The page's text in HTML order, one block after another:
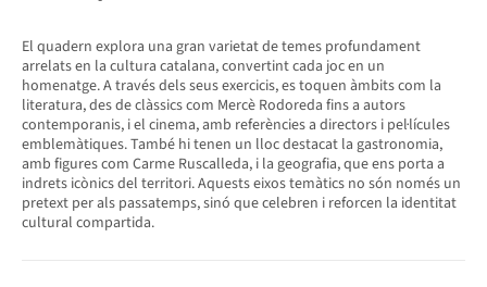
El quadern explora una gran varietat de temes profundament
arrelats en la cultura catalana, convertint cada joc en un
homenatge. A través dels seus exercicis, es toquen àmbits com la
literatura, des de clàssics com Mercè Rodoreda fins a autors
contemporanis, i el cinema, amb referències a directors i pel·lícules
emblemàtiques. També hi tenen un lloc destacat la gastronomia,
amb figures com Carme Ruscalleda, i la geografia, que ens porta a
indrets icònics del territori. Aquests eixos temàtics no són només un
pretext per als passatemps, sinó que celebren i reforcen la identitat
cultural compartida.